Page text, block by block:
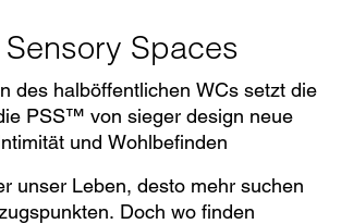
Spaces
des halböffentlichen WCs setzt die
PSS™ von sieger design neue
und Wohlbefinden
unser Leben, desto mehr suchen
Doch wo finden